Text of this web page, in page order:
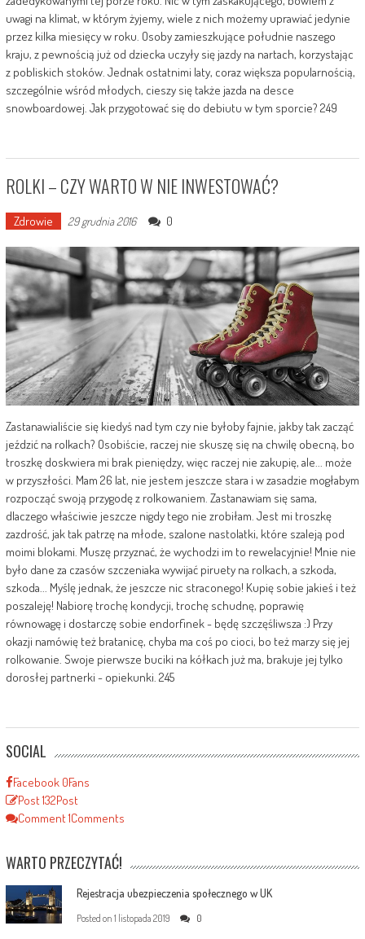
uwagi na klimat, w którym żyjemy, wiele z nich możemy uprawiać jedynie
przez kilka miesięcy w roku. Osoby zamieszkujące południe naszego
kraju, z pewnością już od dziecka uczyły się jazdy na nartach, korzystając
z pobliskich stoków. Jednak ostatnimi laty, coraz większa popularnością,
szczególnie wśród młodych, cieszy się także jazda na desce
snowboardowej. Jak przygotować się do debiutu w tym sporcie? 249
ROLKI – CZY WARTO W NIE INWESTOWAĆ?
Zdrowie 29 grudnia 2016 0
Zastanawialiście się kiedyś nad tym czy nie byłoby fajnie, jakby tak zacząć
jeździć na rolkach? Osobiście, raczej nie skuszę się na chwilę obecną, bo
troszkę doskwiera mi brak pieniędzy, więc raczej nie zakupię, ale... może
w przyszłości. Mam 26 lat, nie jestem jeszcze stara i w zasadzie mogłabym
rozpocząć swoją przygodę z rolkowaniem. Zastanawiam się sama,
dlaczego właściwie jeszcze nigdy tego nie zrobiłam. Jest mi troszkę
zazdrość, jak tak patrzę na młode, szalone nastolatki, które szaleją pod
moimi blokami. Muszę przyznać, że wychodzi im to rewelacyjnie! Mnie nie
było dane za czasów szczeniaka wywijać piruety na rolkach, a szkoda,
szkoda... Myślę jednak, że jeszcze nic straconego! Kupię sobie jakieś i też
poszaleję! Nabiorę trochę kondycji, trochę schudnę, poprawię
równowagę i dostarczę sobie endorfinek - będę szczęśliwsza :) Przy
okazji namówię też bratanicę, chyba ma coś po cioci, bo też marzy się jej
rolkowanie. Swoje pierwsze buciki na kółkach już ma, brakuje jej tylko
dorosłej partnerki - opiekunki. 245
SOCIAL
Facebook 0Fans
Post132Post
Comment1Comments
WARTO PRZECZYTAĆ!
Rejestracja ubezpieczenia społecznego w UK
Posted on 1 listopada 2019 0